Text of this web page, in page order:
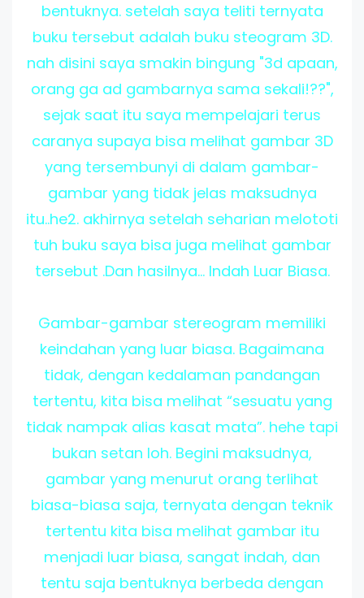
bentuknya. setelah saya teliti ternyata
buku tersebut adalah buku steogram 3D.
nah disini saya smakin bingung "3d apaan,
orang ga ad gambarnya sama sekali!??",
sejak saat itu saya mempelajari terus
caranya supaya bisa melihat gambar 3D
yang tersembunyi di dalam gambar-
gambar yang tidak jelas maksudnya
itu..he2. akhirnya setelah seharian melototi
tuh buku saya bisa juga melihat gambar
tersebut .Dan hasilnya... Indah Luar Biasa.
Gambar-gambar stereogram memiliki
keindahan yang luar biasa. Bagaimana
tidak, dengan kedalaman pandangan
tertentu, kita bisa melihat “sesuatu yang
tidak nampak alias kasat mata”. hehe tapi
bukan setan loh. Begini maksudnya,
gambar yang menurut orang terlihat
biasa-biasa saja, ternyata dengan teknik
tertentu kita bisa melihat gambar itu
menjadi luar biasa, sangat indah, dan
tentu saja bentuknya berbeda dengan